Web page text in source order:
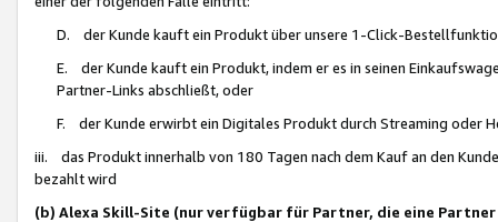
D. der Kunde kauft ein Produkt über unsere 1-Click-
E. der Kunde kauft ein Produkt, indem er es in seinen
Partner-Links abschließt, oder
F. der Kunde erwirbt ein Digitales Produkt durch Streaming oder
iii. das Produkt innerhalb von 180 Tagen nach dem Kauf an den
bezahlt wird
(b) Alexa Skill-Site (nur verfügbar für Partner, die eine